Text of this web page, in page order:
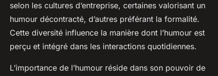
selon les cultures d’entreprise, certaines valorisant un
humour décontracté, d’autres préférant la formalité.
Cette diversité influence la manière dont l’humour est
perçu et intégré dans les interactions quotidiennes.
L’importance de l’humour réside dans son pouvoir de